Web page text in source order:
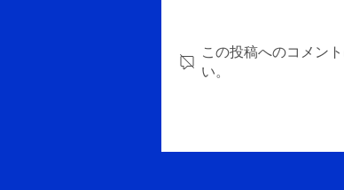
この投稿へのコメン
い。